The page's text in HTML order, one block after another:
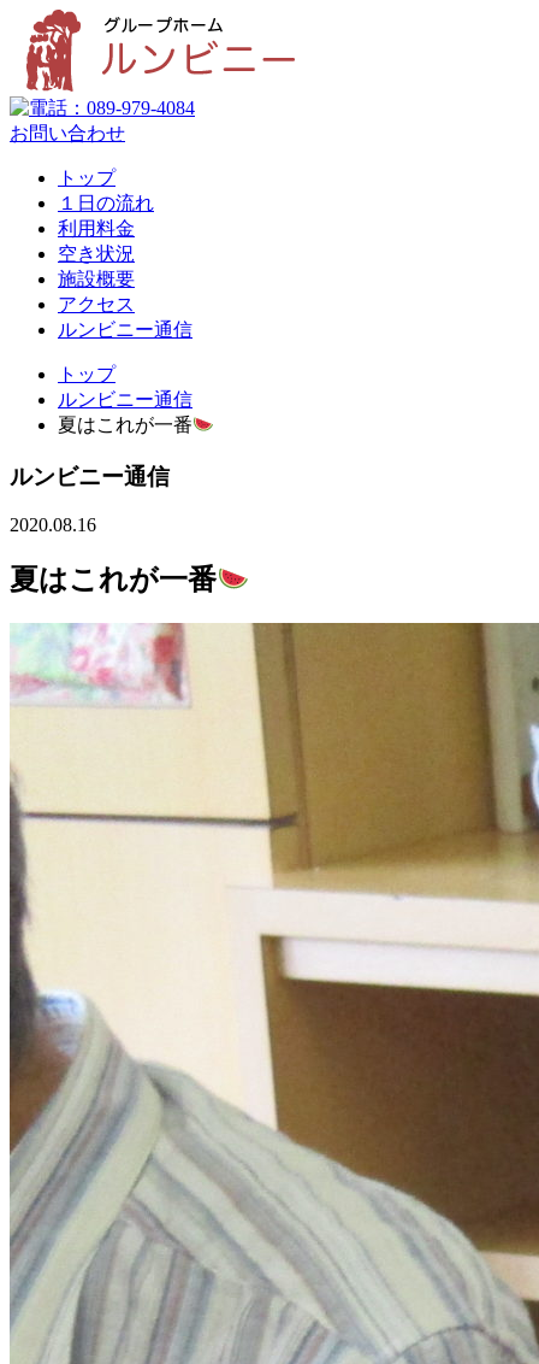
お問い合わせ
トップ
１日の流れ
利用料金
空き状況
施設概要
アクセス
ルンビニー通信
トップ
ルンビニー通信
夏はこれが一番
ルンビニー通信
2020.08.16
夏はこれが一番